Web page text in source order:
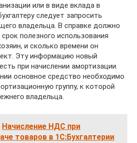
или в виде вклада в
следует запросить
владельца. В справке должно
полезного использования
и сколько времени он
Эту информацию новый
при начислении амортизации.
основное средство необходимо
группу, к которой
владельца.
Начисление НДС при
товаров в 1С:Бухгалтерии